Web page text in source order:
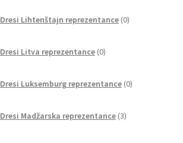
Dresi Lihtenštajn reprezentance 0izdelkov
Dresi Litva reprezentance 0izdelkov
Dresi Luksemburg reprezentance 0izdelkov
Dresi Madžarska reprezentance 3izdelki